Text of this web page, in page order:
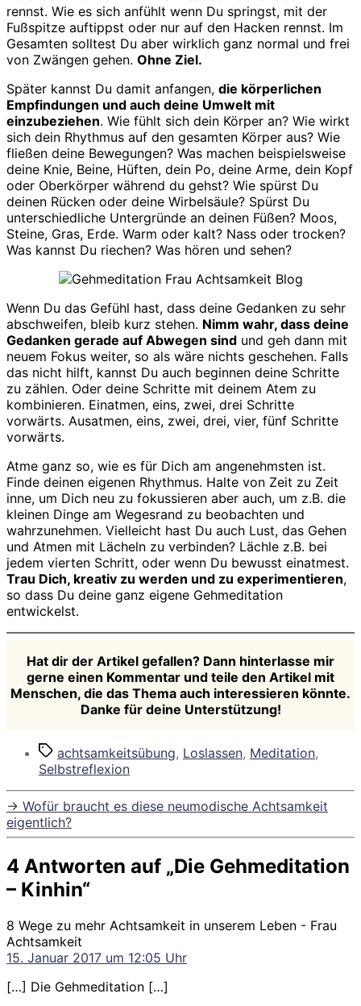
rennst. Wie es sich anfühlt wenn Du springst, mit der
Fußspitze auftippst oder nur auf den Hacken rennst. Im
Gesamten solltest Du aber wirklich ganz normal und frei
von Zwängen gehen. Ohne Ziel.
Später kannst Du damit anfangen, die körperlichen
Empfindungen und auch deine Umwelt mit
einzubeziehen. Wie fühlt sich dein Körper an? Wie wirkt
sich dein Rhythmus auf den gesamten Körper aus? Wie
fließen deine Bewegungen? Was machen beispielsweise
deine Knie, Beine, Hüften, dein Po, deine Arme, dein Kopf
oder Oberkörper während du gehst? Wie spürst Du
deinen Rücken oder deine Wirbelsäule? Spürst Du
unterschiedliche Untergründe an deinen Füßen? Moos,
Steine, Gras, Erde. Warm oder kalt? Nass oder trocken?
Was kannst Du riechen? Was hören und sehen?
Wenn Du das Gefühl hast, dass deine Gedanken zu sehr
abschweifen, bleib kurz stehen. Nimm wahr, dass deine
Gedanken gerade auf Abwegen sind und geh dann mit
neuem Fokus weiter, so als wäre nichts geschehen. Falls
das nicht hilft, kannst Du auch beginnen deine Schritte
zu zählen. Oder deine Schritte mit deinem Atem zu
kombinieren. Einatmen, eins, zwei, drei Schritte
vorwärts. Ausatmen, eins, zwei, drei, vier, fünf Schritte
vorwärts.
Atme ganz so, wie es für Dich am angenehmsten ist.
Finde deinen eigenen Rhythmus. Halte von Zeit zu Zeit
inne, um Dich neu zu fokussieren aber auch, um z.B. die
kleinen Dinge am Wegesrand zu beobachten und
wahrzunehmen. Vielleicht hast Du auch Lust, das Gehen
und Atmen mit Lächeln zu verbinden? Lächle z.B. bei
jedem vierten Schritt, oder wenn Du bewusst einatmest.
Trau Dich, kreativ zu werden und zu experimentieren,
so dass Du deine ganz eigene Gehmeditation
entwickelst.
Hat dir der Artikel gefallen? Dann hinterlasse mir
gerne einen Kommentar und teile den Artikel mit
Menschen, die das Thema auch interessieren könnte.
Danke für deine Unterstützung!
Schlagwörter
achtsamkeitsübung, Loslassen, Meditation,
Selbstreflexion
→ Wofür braucht es diese neumodische Achtsamkeit
eigentlich?
4 Antworten auf „Die Gehmeditation
– Kinhin“
8 Wege zu mehr Achtsamkeit in unserem Leben - Frau
Achtsamkeit
15. Januar 2017 um 12:05 Uhr
[…] Die Gehmeditation […]